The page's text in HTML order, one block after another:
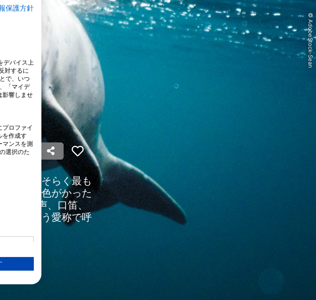
く、おそらく最も
色や茶色がかった
鳴き声、口笛、
」という愛称で呼
© AdobeStock-Sean
保護方針
デバイス上
対するに
で、いつ
「マイデ
影響しませ
ロファイ
を作成す
マンスを測
選択のた